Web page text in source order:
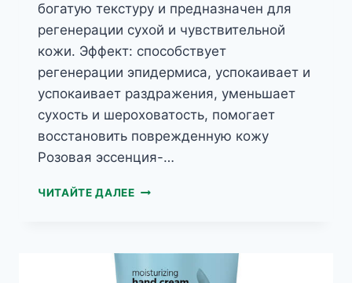
богатую текстуру и предназначен для
регенерации сухой и чувствительной
кожи. Эффект: способствует
регенерации эпидермиса, успокаивает и
успокаивает раздражения, уменьшает
сухость и шероховатость, помогает
восстановить поврежденную кожу
Розовая эссенция-…
ЧИТАЙТЕ ДАЛЕЕBIOMEA
РУК
С